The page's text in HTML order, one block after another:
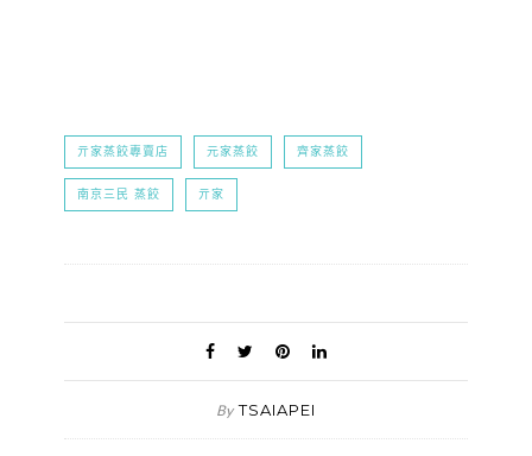
亓家蒸餃專賣店 元家蒸餃 齊家蒸餃
南京三民 蒸餃 亓家
By TSAIAPEI